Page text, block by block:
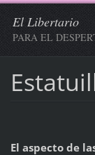
El Libertario
PARA EL
El aspecto de